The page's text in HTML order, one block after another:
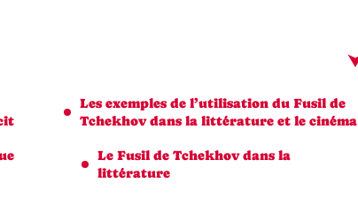
Les exemples de l’utilisation du Fusil de
Tchekhov dans la littérature et le cinéma
Le Fusil de Tchekhov dans la
littérature